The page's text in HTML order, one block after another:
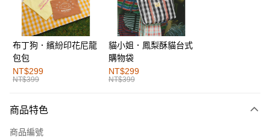
街口支付
運送方式
全家取貨付款
每筆NT$60，滿NT$1,000(含以上)免運費
付款後全家取貨
布丁狗．繽紛印花尼龍
包包
NT$299
NT$399
貓小姐．鳳梨酥貓台式
購物袋
NT$299
NT$399
商品特色
商品編號